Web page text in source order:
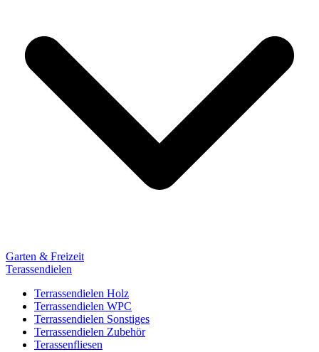
Garten & Freizeit
Terassendielen
Terrassendielen Holz
Terrassendielen WPC
Terrassendielen Sonstiges
Terrassendielen Zubehör
Terassenfliesen